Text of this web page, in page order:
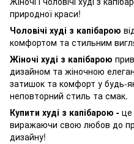
природної краси!
Чоловічі худі з капібарою
комфортом та стильним
Жіночі худі з капібарою
дизайном та жіночною
затишок та комфорт у будь-
неповторний стиль та смак.
Купити худі з капібарою -
виражаючи свою любов до
дизайну!